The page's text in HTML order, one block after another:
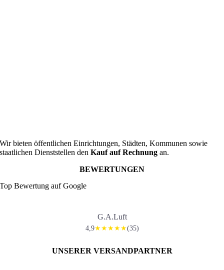
Wir bieten öffentlichen Einrichtungen, Städten, Kommunen sowie
staatlichen Dienststellen denKauf auf Rechnung an.
BEWERTUNGEN
Top Bewertung auf Google
G.A.Luft
4,9★★★★★(35)
UNSERER VERSANDPARTNER